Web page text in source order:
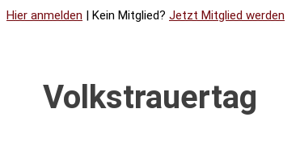
Hier anmelden | Kein Mitglied? Jetzt Mitglied werden
Volkstrauertag